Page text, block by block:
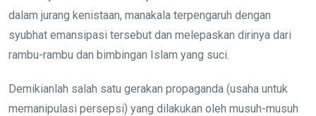
dalam jurang kenistaan, manakala terpengaruh dengan
syubhat emansipasi tersebut dan melepaskan dirinya dari
rambu-rambu dan bimbingan Islam yang suci.
Demikianlah salah satu gerakan propaganda (usaha untuk
memanipulasi persepsi) yang dilakukan oleh musuh-musuh